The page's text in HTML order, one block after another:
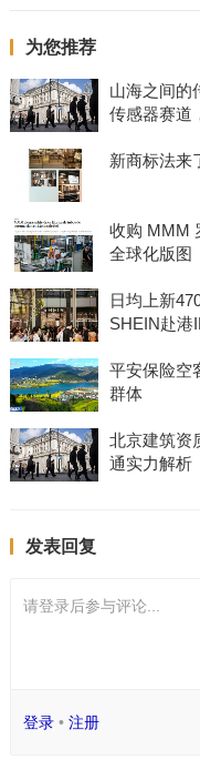
为您推荐
山海之间的
传感器赛道
新商标法来
收购 MMM
全球化版图
日均上新
SHEIN赴港
平安保险空
群体
北京建筑资
通实力解析
发表回复
请登录后参与评论...
登录• 注册